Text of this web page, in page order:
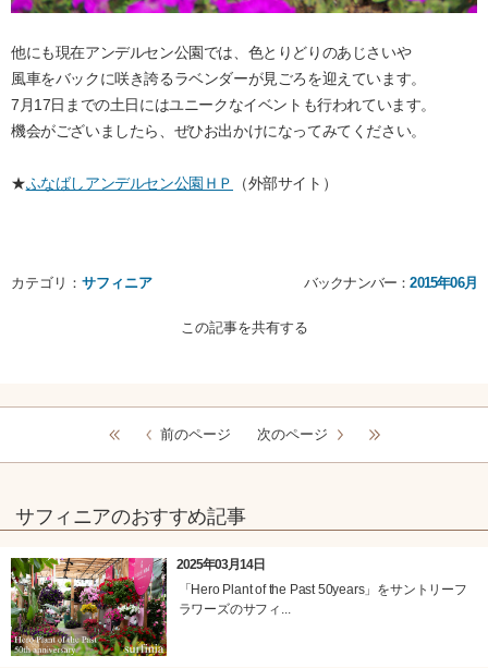
他にも現在アンデルセン公園では、色とりどりのあじさいや
風車をバックに咲き誇るラベンダーが見ごろを迎えています。
7月17日までの土日にはユニークなイベントも行われています。
機会がございましたら、ぜひお出かけになってみてください。
★ふなばしアンデルセン公園ＨＰ （外部サイト）
カテゴリ： サフィニア バックナンバー：2015年06月
この記事を共有する
前のページ 次のページ
サフィニアのおすすめ記事
2025年03月14日
「Hero Plant of the Past 50years」をサントリーフ
ラワーズのサフィ...